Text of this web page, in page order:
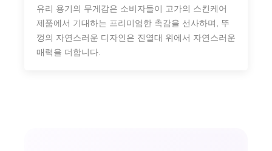
유리 용기의 무게감은 소비자들이 고가의 스킨케어
제품에서 기대하는 프리미엄한 촉감을 선사하며, 뚜
껑의 자연스러운 디자인은 진열대 위에서 자연스러운
매력을 더합니다.